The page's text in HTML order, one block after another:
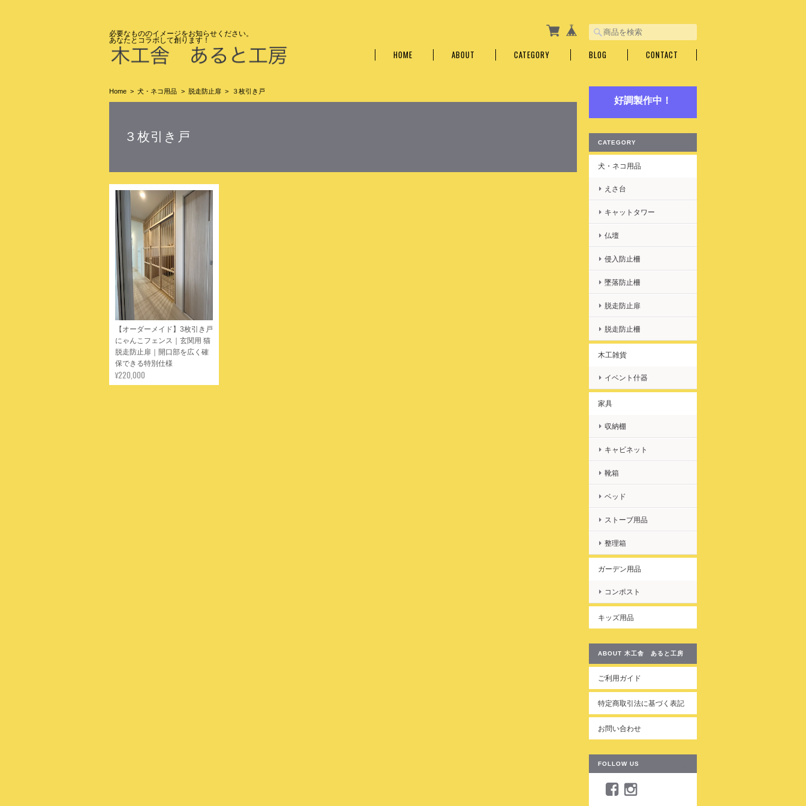
必要なもののイメージをお知らせください。
あなたとコラボして創ります！
HOME ABOUT CATEGORY BLOG CONTACT
Home 犬・ネコ用品 脱走防止扉 ３枚引き戸
３枚引き戸
【オーダーメイド】3枚引き戸
にゃんこフェンス｜玄関用 猫
脱走防止扉｜開口部を広く確
保できる特別仕様
¥220,000
好調製作中！
CATEGORY
犬・ネコ用品
えさ台
キャットタワー
仏壇
侵入防止柵
墜落防止柵
脱走防止扉
脱走防止柵
木工雑貨
イベント什器
家具
収納棚
キャビネット
靴箱
ベッド
ストーブ用品
整理箱
ガーデン用品
コンポスト
キッズ用品
ABOUT 木工舎 あると工房
ご利用ガイド
特定商取引法に基づく表記
お問い合わせ
FOLLOW US